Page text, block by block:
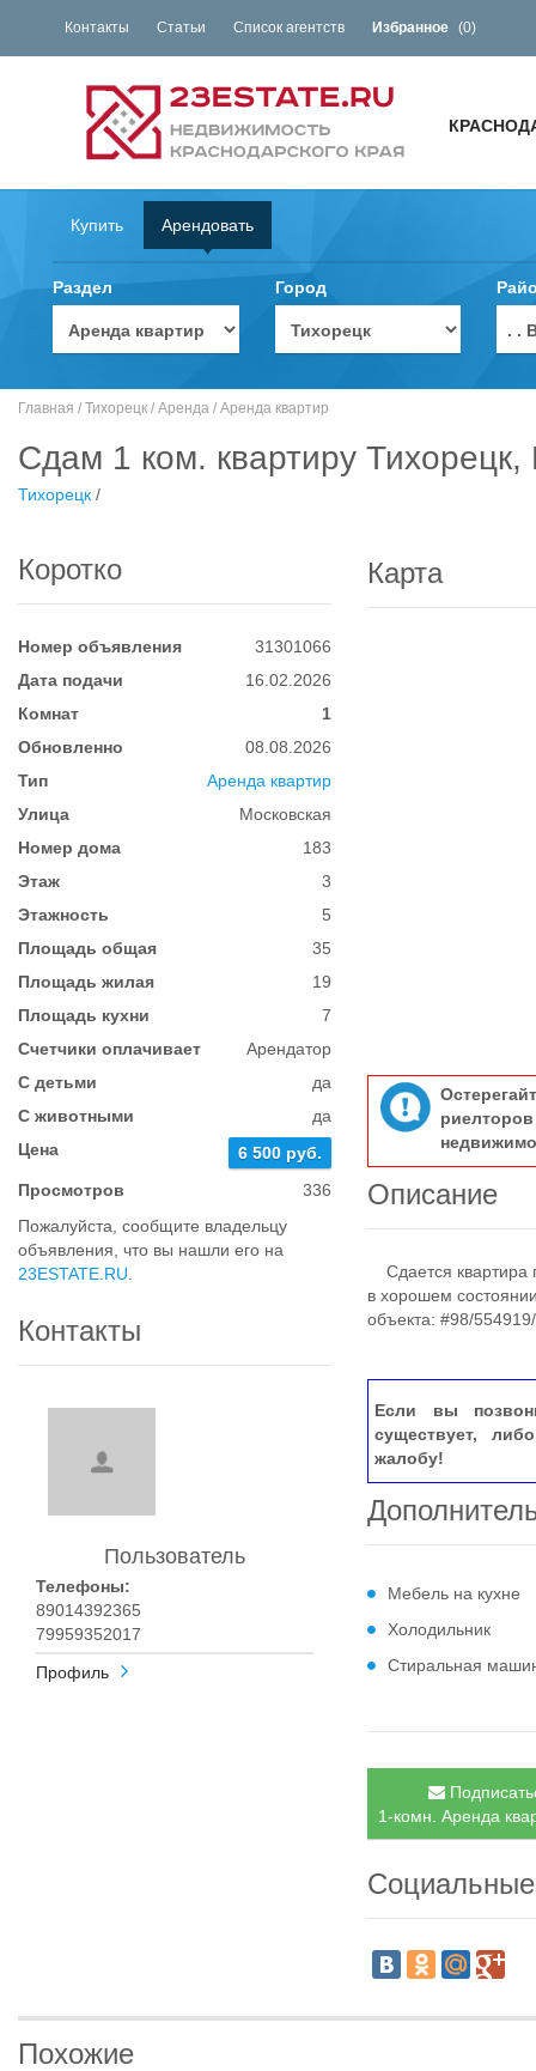
Контакты Статьи Список агентств Избранное (0)
Купить Арендовать
Раздел Город
. .
Главная / Тихорецк / Аренда / Аренда квартир
Сдам 1 ком. квартиру Тихорецк,
Тихорецк /
Коротко
Номер объявления
31301066
Дата подачи
16.02.2026
Комнат
1
Обновленно
08.08.2026
Тип
Аренда квартир
Улица
Московская
Номер дома
183
Этаж
3
Этажность
5
Площадь общая
35
Площадь жилая
19
Площадь кухни
7
Счетчики оплачивает
Арендатор
С детьми
да
С животными
да
Цена
6 500 руб.
Просмотров
336
Пожалуйста, сообщите владельцу
объявления, что вы нашли его на
23ESTATE.RU
Контакты
Пользователь
Телефоны:
89014392365
79959352017
Профиль
Карта
Описание
Сдается квартира
в хорошем
объекта: #98/
Если вы
существует,
жалобу!
Мебель на кухне
Холодильник
Стиральная
1-комн. Аренда
Похожие